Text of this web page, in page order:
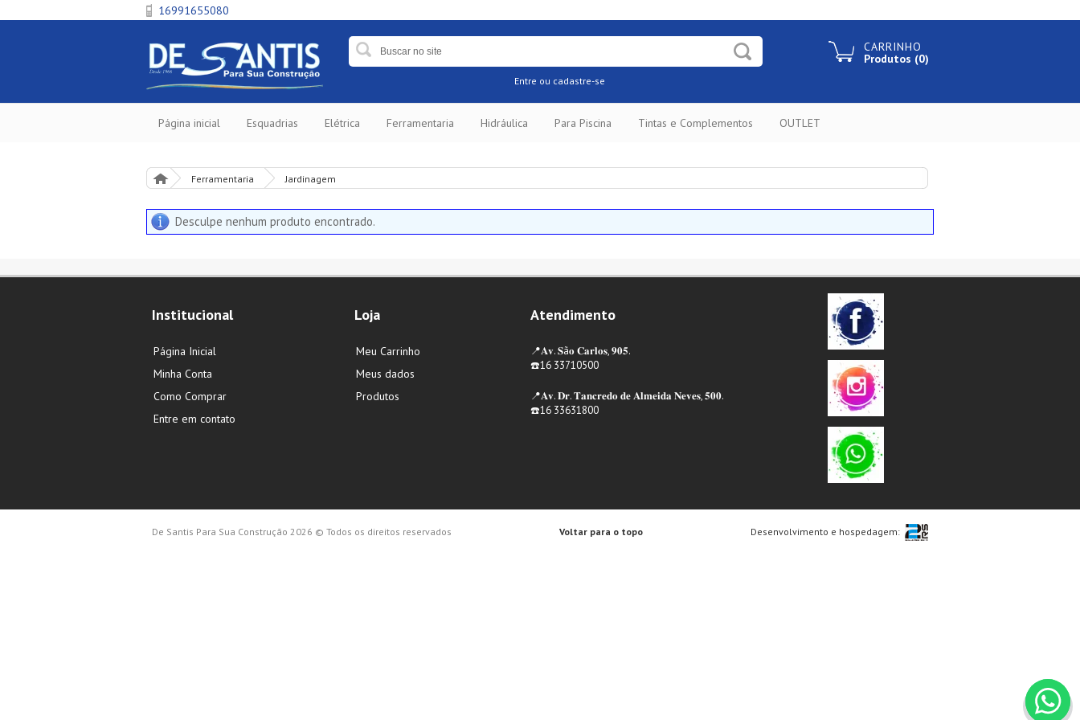
16991655080
Entre ou cadastre-se
CARRINHO
Produtos (0)
Página inicial Esquadrias Elétrica Ferramentaria Hidráulica Para Piscina Tintas e Complementos OUTLET
Ferramentaria Jardinagem
Desculpe nenhum produto encontrado.
Institucional
Página Inicial
Minha Conta
Como Comprar
Entre em contato
Loja
Meu Carrinho
Meus dados
Produtos
Atendimento
📍𝐀𝐯. 𝐒ã𝐨 𝐂𝐚𝐫𝐥𝐨𝐬, 𝟗𝟎𝟓.
☎️16 33710500
📍𝐀𝐯. 𝐃𝐫. 𝐓𝐚𝐧𝐜𝐫𝐞𝐝𝐨 𝐝𝐞 𝐀𝐥𝐦𝐞𝐢𝐝𝐚 𝐍𝐞𝐯𝐞𝐬, 𝟓𝟎𝟎.
☎️16 33631800
De Santis Para Sua Construção 2026 © Todos os direitos reservados Desenvolvimento e hospedagem:
Voltar para o topo